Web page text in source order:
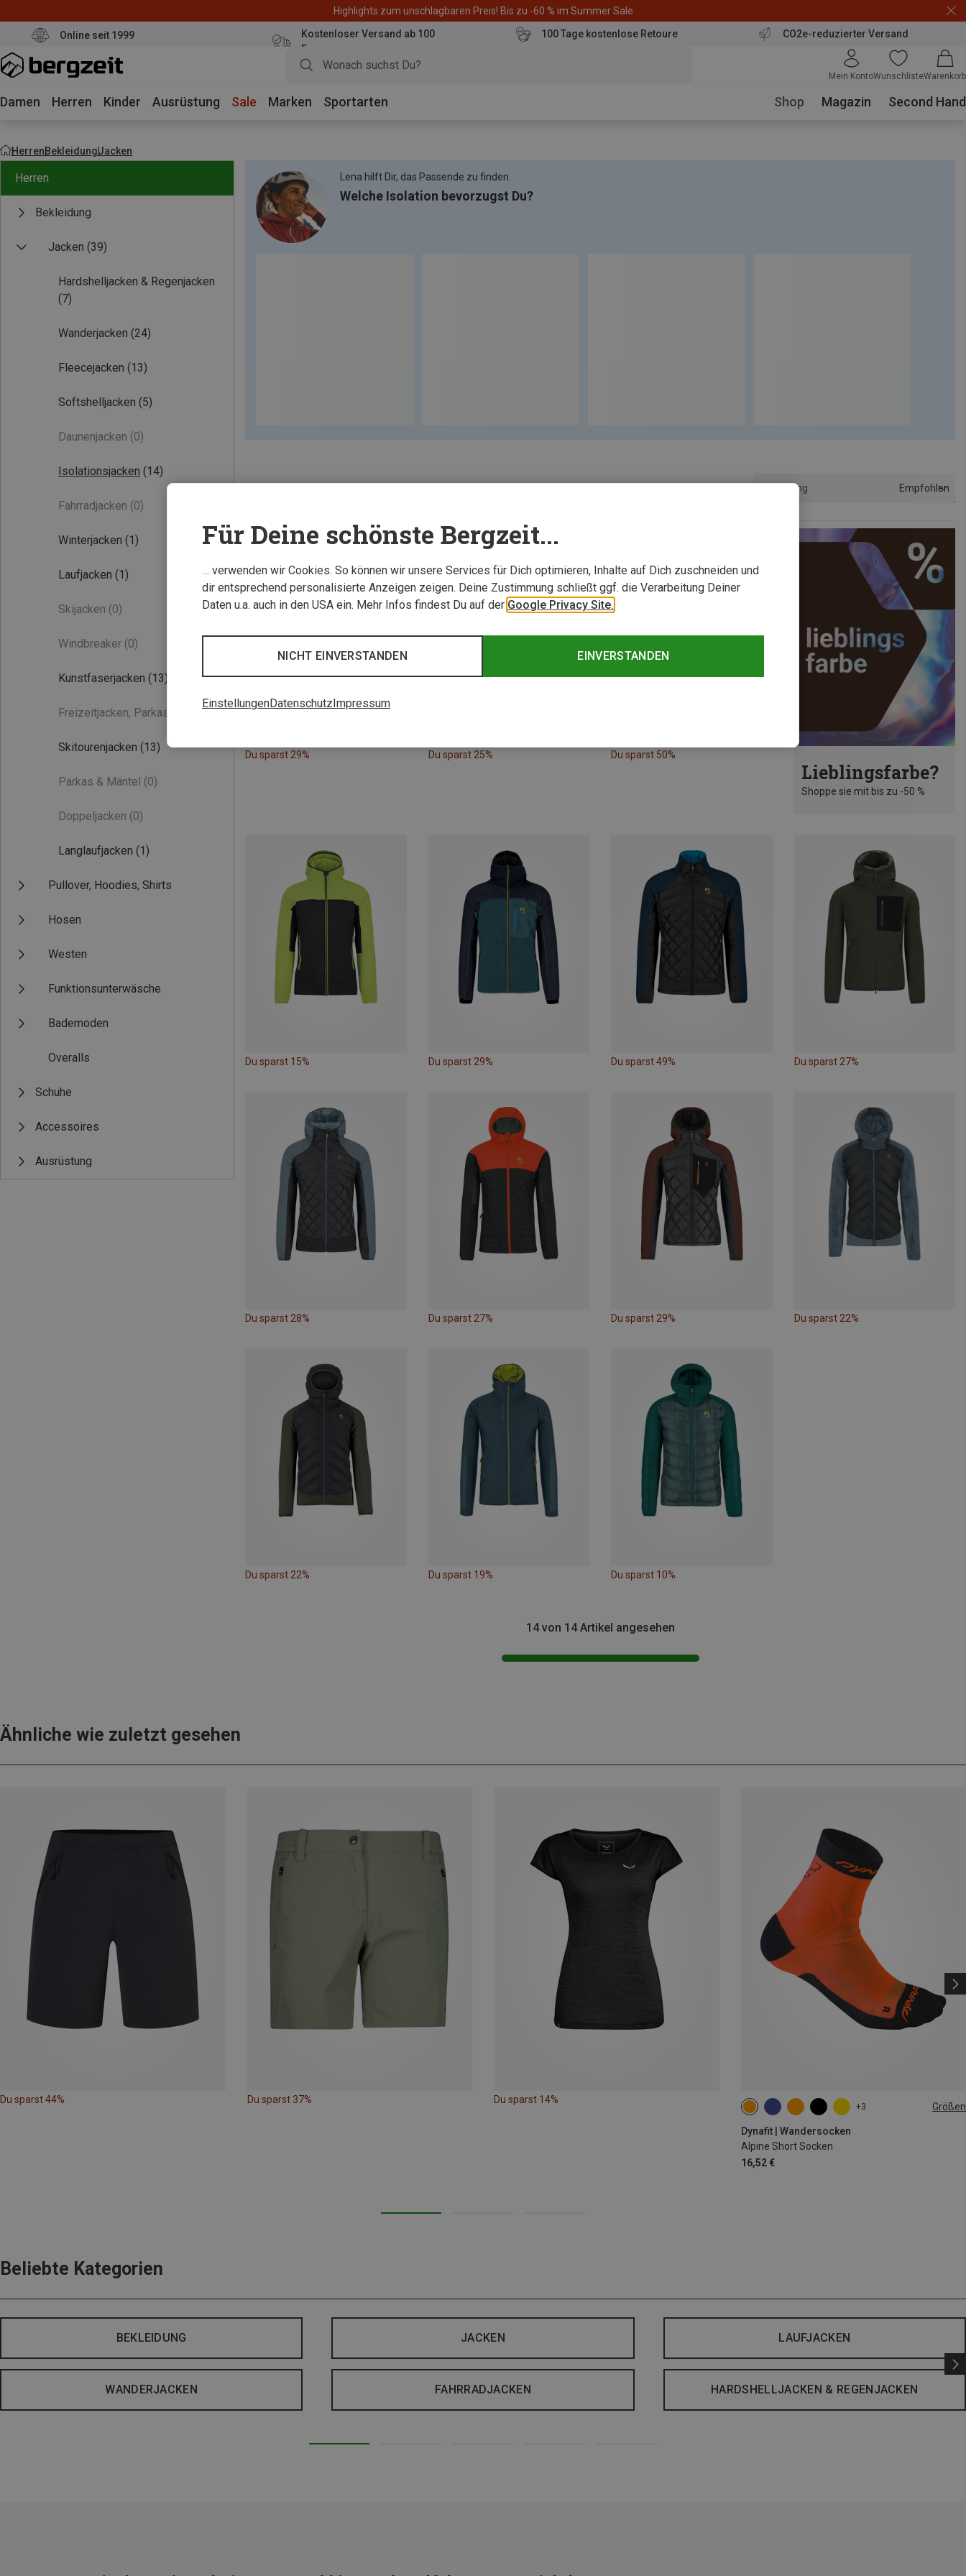
Highlights zum unschlagbaren Preis! Bis zu -60 % im Summer Sale
Online seit 1999
Kostenloser Versand ab 100
Euro
100 Tage kostenlose Retoure CO2e-reduzierter Versand
Mein KontoWunschlisteWarenkorb
Damen Herren Kinder Ausrüstung Sale Marken Sportarten Shop Magazin Second Hand
HerrenBekleidungJacken
Herren
Bekleidung
Jacken (39)
Hardshelljacken & Regenjacken
(7)
Wanderjacken (24)
Fleecejacken (13)
Softshelljacken (5)
Daunenjacken (0)
Isolationsjacken (14)
Fahrradjacken (0)
Winterjacken (1)
Laufjacken (1)
Skijacken (0)
Windbreaker (0)
Kunstfaserjacken (13)
Freizeitjacken, Parkas
Skitourenjacken (13)
Parkas & Mäntel (0)
Doppeljacken (0)
Langlaufjacken (1)
Pullover, Hoodies, Shirts
Hosen
Westen
Funktionsunterwäsche
Bademoden
Overalls
Schuhe
Accessoires
Ausrüstung
Lena hilft Dir, das Passende zu finden.
Welche Isolation bevorzugst Du?
Sortierung Empfohlen
Du sparst 29% Du sparst 25% Du sparst 50%
Lieblingsfarbe?
Shoppe sie mit bis zu -50 %
Du sparst 15% Du sparst 29% Du sparst 49% Du sparst 27%
Du sparst 28% Du sparst 27% Du sparst 29% Du sparst 22%
Du sparst 22% Du sparst 19% Du sparst 10%
14 von 14 Artikel angesehen
Ähnliche wie zuletzt gesehen
Du sparst 44% Du sparst 37% Du sparst 14%
+3 Größen
Dynafit | Wandersocken
Alpine Short Socken
16,52 €
35|36|37|38 39|40|41|42
Beliebte Kategorien
BEKLEIDUNG JACKEN LAUFJACKEN
WANDERJACKEN FAHRRADJACKEN HARDSHELLJACKEN & REGENJACKEN
Für Deine schönste Bergzeit...
… verwenden wir Cookies. So können wir unsere Services für Dich optimieren, Inhalte auf Dich zuschneiden und
dir entsprechend personalisierte Anzeigen zeigen. Deine Zustimmung schließt ggf. die Verarbeitung Deiner
Daten u.a. auch in den USA ein. Mehr Infos findest Du auf der Google Privacy Site.
EINVERSTANDEN
NICHT EINVERSTANDEN
EinstellungenDatenschutzImpressum